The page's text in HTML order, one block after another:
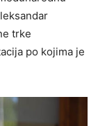
trke
po kojima je